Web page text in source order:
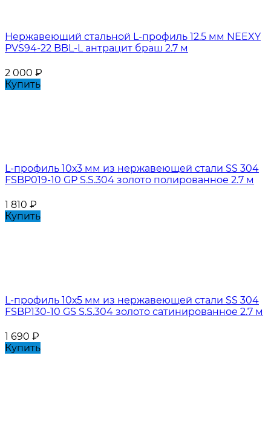
Нержавеющий стальной L-профиль 12.5 мм NEEXY
PVS94-22 BBL-L антрацит браш 2.7 м
2 000 ₽
Купить
L-профиль 10х3 мм из нержавеющей стали SS 304
FSBP019-10 GP S.S.304 золото полированное 2.7 м
1 810 ₽
Купить
L-профиль 10х5 мм из нержавеющей стали SS 304
FSBP130-10 GS S.S.304 золото сатинированное 2.7 м
1 690 ₽
Купить